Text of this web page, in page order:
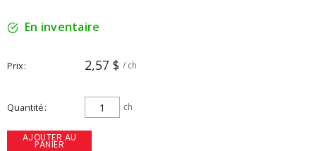
En inventaire
Prix 2,57 $ / ch
Quantité ch
AJOUTER AU
PANIER